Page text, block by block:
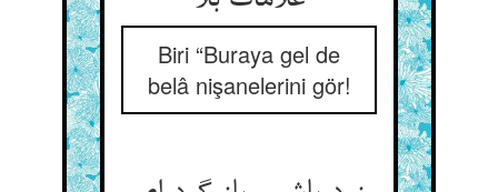
Biri “Buraya gel de
belâ nişanelerini gör!